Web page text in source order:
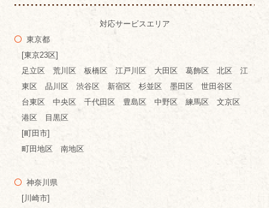
対応サービスエリア
東京都
[東京23区]
足立区 荒川区 板橋区 江戸川区 大田区 葛飾区 北区 江
東区 品川区 渋谷区 新宿区 杉並区 墨田区 世田谷区
台東区 中央区 千代田区 豊島区 中野区 練馬区 文京区
港区 目黒区
[町田市]
町田地区 南地区
神奈川県
[川崎市]